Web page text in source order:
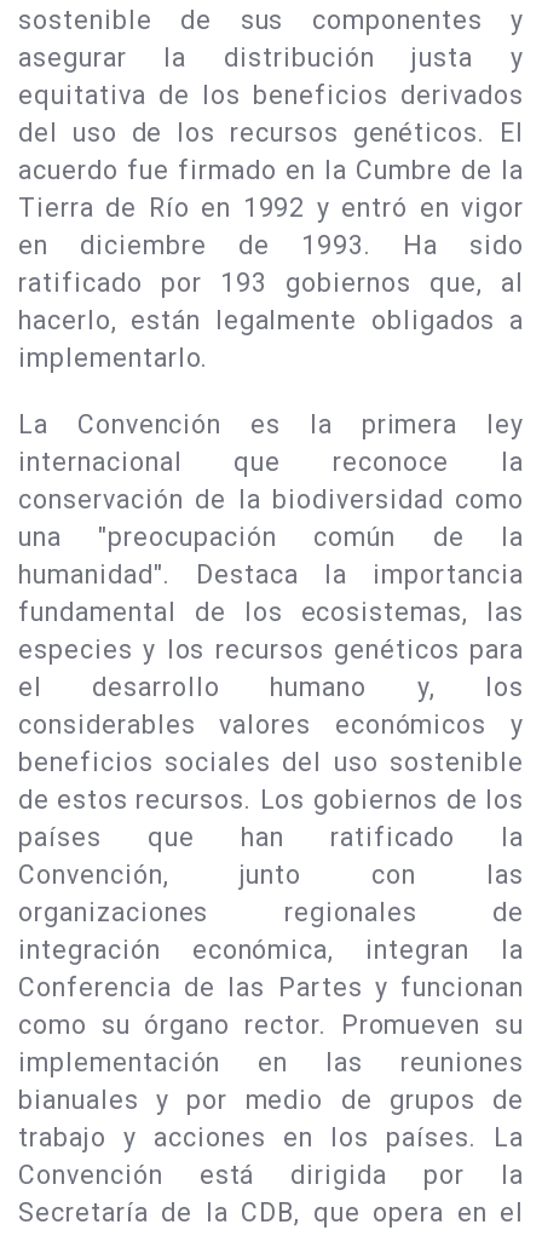
sostenible de sus componentes y
asegurar la distribución justa y
equitativa de los beneficios derivados
del uso de los recursos genéticos. El
acuerdo fue firmado en la Cumbre de la
Tierra de Río en 1992 y entró en vigor
en diciembre de 1993. Ha sido
ratificado por 193 gobiernos que, al
hacerlo, están legalmente obligados a
implementarlo.
La Convención es la primera ley
internacional que reconoce la
conservación de la biodiversidad como
una "preocupación común de la
humanidad". Destaca la importancia
fundamental de los ecosistemas, las
especies y los recursos genéticos para
el desarrollo humano y, los
considerables valores económicos y
beneficios sociales del uso sostenible
de estos recursos. Los gobiernos de los
países que han ratificado la
Convención, junto con las
organizaciones regionales de
integración económica, integran la
Conferencia de las Partes y funcionan
como su órgano rector. Promueven su
implementación en las reuniones
bianuales y por medio de grupos de
trabajo y acciones en los países. La
Convención está dirigida por la
Secretaría de la CDB, que opera en el